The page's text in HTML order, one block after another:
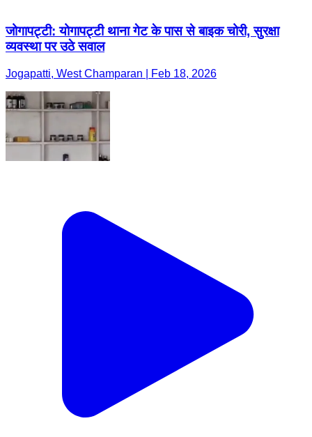
जोगापट्टी: योगापट्टी थाना गेट के पास से बाइक चोरी, सुरक्षा
व्यवस्था पर उठे सवाल
Jogapatti, West Champaran | Feb 18, 2026